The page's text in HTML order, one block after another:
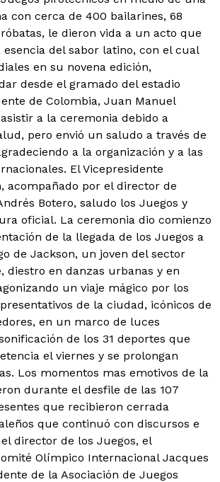
con cerca de 400 bailarines, 68
le dieron vida a un acto que
del sabor latino, con el cual
en su novena edición,
desde el gramado del estadio
de Colombia, Juan Manuel
a la ceremonia debido a
pero envió un saludo a través de
a la organización y a las
El Vicepresidente
acompañado por el director de
Botero, saludo los Juegos y
oficial. La ceremonia dio comienzo
de la llegada de los Juegos a
de Jackson, un joven del sector
diestro en danzas urbanas y en
un viaje mágico por los
de la ciudad, icónicos de
en un marco de luces
de los 31 deportes que
el viernes y se prolongan
Los momentos mas emotivos de la
durante el desfile de las 107
que recibieron cerrada
que continuó con discursos e
director de los Juegos, el
Olímpico Internacional Jacques
de la Asociación de Juegos